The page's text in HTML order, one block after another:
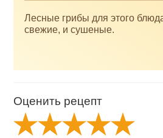
Лесные грибы для этого
свежие, и сушеные.
Оценить рецепт